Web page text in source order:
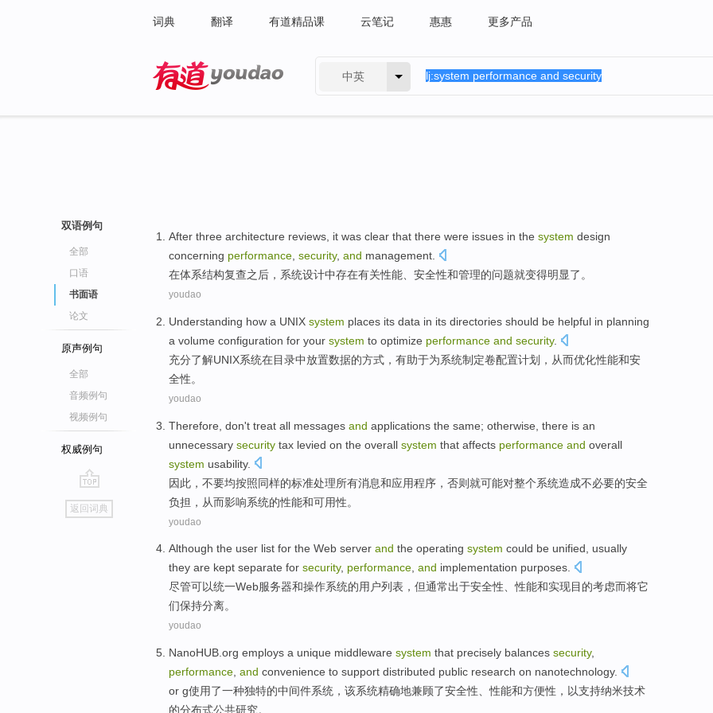
词典 翻译 有道精品课 云笔记 惠惠 更多产品
中英
双语例句
全部
口语
书面语
论文
原声例句
全部
音频例句
视频例句
权威例句
go
top
返回词典
After three architecture reviews it was clear that there were issues in the system design
concerning performance security, and management
在体系结构复查之后 ， 系统设计中存在有关性能 安全性和管理的问题就变得明显了。
youdao
Understanding how a UNIX system places its data in its directories should be helpful in planning
a volume configuration for your system to optimize performance and security.
充分了解UNIX系统在目录中放置数据的方式， 有助于为系统制定卷配置计划 ， 从而优化性能和安
全性。
youdao
Therefore don't treat all messages and applications the same; otherwise there is an
unnecessary security tax levied on the overall system that affects performance and overall
system usability.
因此 ， 不要均按照同样的标准处理所有消息和应用程序 ， 否则就可能对整个系统造成不必要的安全
负担 ， 从而影响系统的性能和可用性。
youdao
Although the user list for the Web server and the operating system could be unified, usually
they are kept separate for security, performance, and implementation purposes.
尽管可以统一Web服务器和操作系统的用户列表 ，但通常出于安全性、性能和实现目的考虑而将它
们保持分离。
youdao
NanoHUB.org employs a unique middleware system that precisely balances security,
performance and convenience to support distributed public research on nanotechnology.
or g使用了一种独特的中间件系统 ， 该系统精确地兼顾了安全性 、性能和方便性 ， 以支持纳米技术
的分布式公共研究。